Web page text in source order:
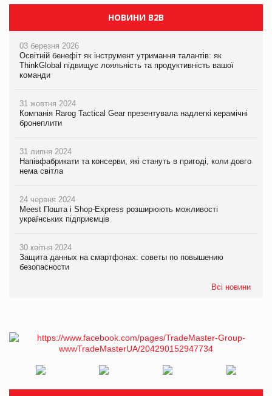
НОВИНИ B2B
03 березня 2026
Освітній бенефіт як інструмент утримання талантів: як
ThinkGlobal підвищує лояльність та продуктивність вашої
команди
31 жовтня 2024
Компанія Rarog Tactical Gear презентувала надлегкі керамічні
бронеплити
31 липня 2024
Напівфабрикати та консерви, які стануть в пригоді, коли довго
нема світла
24 червня 2024
Meest Пошта і Shop-Express розширюють можливості
українських підприємців
30 квітня 2024
Защита данных на смартфонах: советы по повышению
безопасности
Всі новини